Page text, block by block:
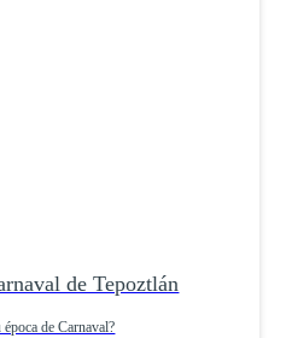
de Tepoztlán
de Carnaval?